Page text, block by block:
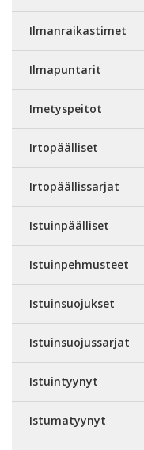
Ilmanraikastimet
Ilmapuntarit
Imetyspeitot
Irtopäälliset
Irtopäällissarjat
Istuinpäälliset
Istuinpehmusteet
Istuinsuojukset
Istuinsuojussarjat
Istuintyynyt
Istumatyynyt